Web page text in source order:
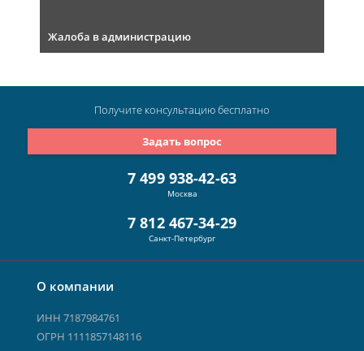
Жалоба в администрацию
О компании
ИНН 7187984761
ОГРН 1111857148116
7 499 938-42-63
Москва
7 812 467-34-29
Санкт-Петербург
Задать вопрос
Получите консультациюбесплатно